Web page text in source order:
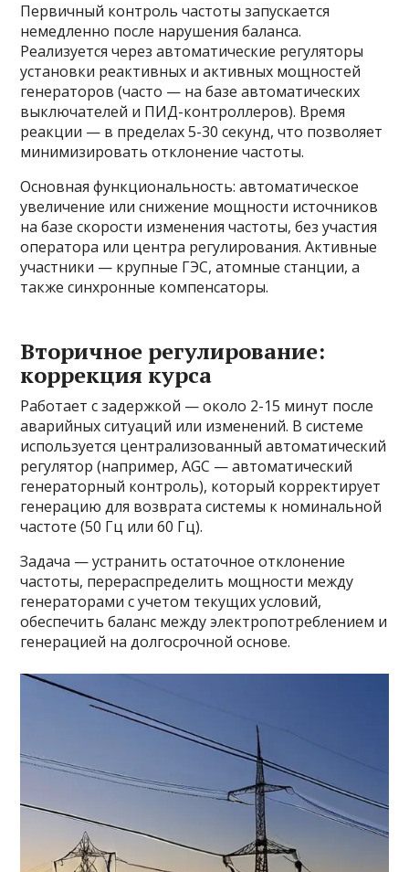
Первичный контроль частоты запускается
немедленно после нарушения баланса.
Реализуется через автоматические регуляторы
установки реактивных и активных мощностей
генераторов (часто — на базе автоматических
выключателей и ПИД-контроллеров). Время
реакции — в пределах 5-30 секунд, что позволяет
минимизировать отклонение частоты.
Основная функциональность: автоматическое
увеличение или снижение мощности источников
на базе скорости изменения частоты, без участия
оператора или центра регулирования. Активные
участники — крупные ГЭС, атомные станции, а
также синхронные компенсаторы.
Вторичное регулирование:
коррекция курса
Работает с задержкой — около 2-15 минут после
аварийных ситуаций или изменений. В системе
используется централизованный автоматический
регулятор (например, AGC — автоматический
генераторный контроль), который корректирует
генерацию для возврата системы к номинальной
частоте (50 Гц или 60 Гц).
Задача — устранить остаточное отклонение
частоты, перераспределить мощности между
генераторами с учетом текущих условий,
обеспечить баланс между электропотреблением и
генерацией на долгосрочной основе.